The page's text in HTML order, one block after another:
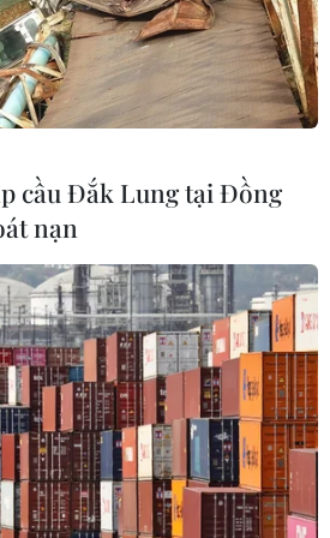
MỤC
Da Vinci
thuật
viện K
30 ngư dân của
cầu Đắk Lung tại Đồng
nạn